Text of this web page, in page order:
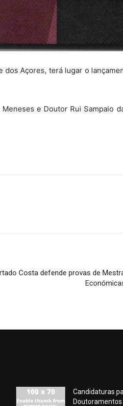
dos Açores, terá lugar o
e Doutor Rui Sampaio
Costa defende provas de
Candidaturas
Doutoramentos